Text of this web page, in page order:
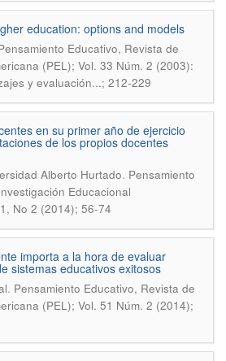
education: options and models
Educativo, Revista de
(PEL); Vol. 33 Núm. 2 (2003):
y evaluación...; 212-229
en su primer año de ejercicio
de los propios docentes
Alberto Hurtado. Pensamiento
Educacional
No 2 (2014); 56-74
importa a la hora de evaluar
sistemas educativos exitosos
. Pensamiento Educativo, Revista de
(PEL); Vol. 51 Núm. 2 (2014);